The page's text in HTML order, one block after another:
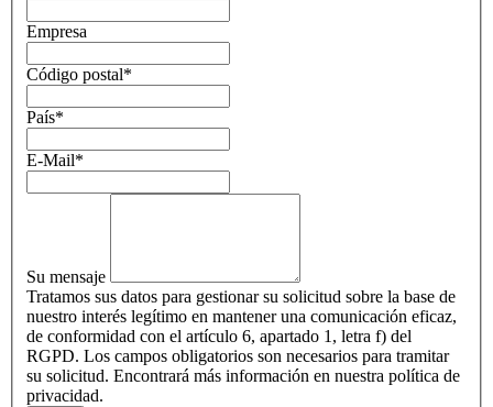
Empresa
Código postal*
País*
E-Mail*
Su mensaje
Tratamos sus datos para gestionar su solicitud sobre la base de
nuestro interés legítimo en mantener una comunicación eficaz,
de conformidad con el artículo 6, apartado 1, letra f) del
RGPD. Los campos obligatorios son necesarios para tramitar
su solicitud. Encontrará más información en nuestra política de
privacidad.